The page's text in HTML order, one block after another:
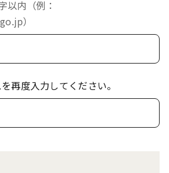
以内（例：
）
再度入力してください。